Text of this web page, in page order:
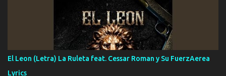
A veces me pongo un sombrero a veces me ven la cachucha de lado
con la mirada siempre en alto A veces me fajó una super o a veces
me fajó una Glock siempre armado todas las generaciones yo
traigo El chiste es que hago lo que quiero pues así soy me mandó
yo tengo el control a todos yo les paro el dedo soy hocicon un
malcriado un malandrón Que Les importa no saben nada falsas
El Leon (Letra) La Ruleta feat. Cessar Roman y Su FuerzAerea
Lyrics